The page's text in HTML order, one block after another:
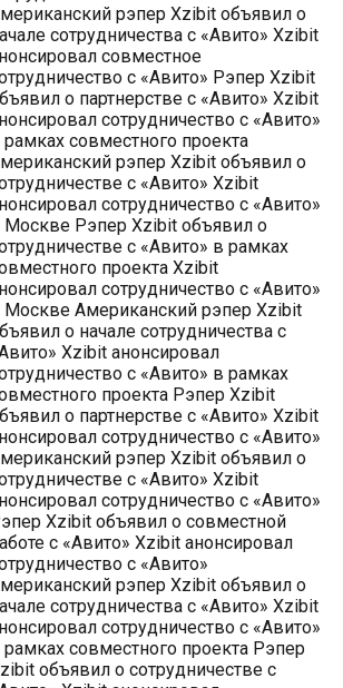
рэпер Xzibit объявил о
сотрудничества с «Авито» Xzibit
совместное
с «Авито» Рэпер Xzibit
о партнерстве с «Авито» Xzibit
сотрудничество с «Авито»
рамках совместного проекта
рэпер Xzibit объявил о
с «Авито» Xzibit
сотрудничество с «Авито»
Москве Рэпер Xzibit объявил о
с «Авито» в рамках
проекта Xzibit
сотрудничество с «Авито»
Москве Американский рэпер Xzibit
о начале сотрудничества с
Xzibit анонсировал
с «Авито» в рамках
проекта Рэпер Xzibit
о партнерстве с «Авито» Xzibit
сотрудничество с «Авито»
рэпер Xzibit объявил о
с «Авито» Xzibit
сотрудничество с «Авито»
Xzibit объявил о совместной
с «Авито» Xzibit анонсировал
с «Авито»
рэпер Xzibit объявил о
сотрудничества с «Авито» Xzibit
сотрудничество с «Авито»
рамках совместного проекта Рэпер
объявил о сотрудничестве с